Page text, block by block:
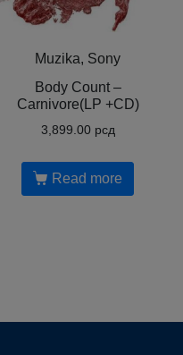
Muzika, Sony
Body Count ‎–
Carnivore(LP +CD)
3,899.00 рсд
Read more